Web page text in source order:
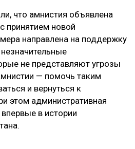
что амнистия объявлена
принятием новой
направлена на поддержку
не представляют угрозы
— помочь таким
и вернуться к
этом административная
в истории